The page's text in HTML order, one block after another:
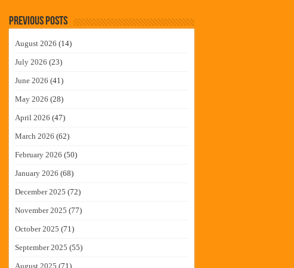
Previous Posts
August 2026 (14)
July 2026 (23)
June 2026 (41)
May 2026 (28)
April 2026 (47)
March 2026 (62)
February 2026 (50)
January 2026 (68)
December 2025 (72)
November 2025 (77)
October 2025 (71)
September 2025 (55)
August 2025 (71)